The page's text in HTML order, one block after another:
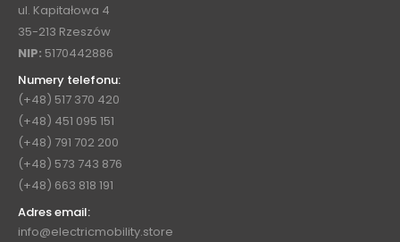
ul. Kapitałowa 4
35-213 Rzeszów
NIP: 5170442886
Numery telefonu:
(+48) 517 370 420
(+48) 451 095 151
(+48) 791 702 200
(+48) 573 743 876
(+48) 663 818 191
Adres email:
info@electricmobility.store